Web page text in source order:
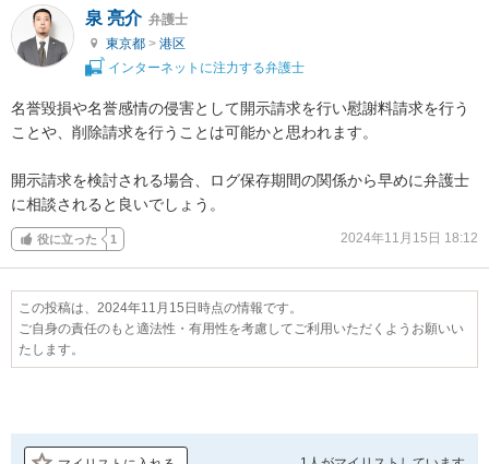
泉 亮介 弁護士
東京都 > 港区
インターネットに注力する弁護士
名誉毀損や名誉感情の侵害として開示請求を行い慰謝料請求を行う
ことや、削除請求を行うことは可能かと思われます。
開示請求を検討される場合、ログ保存期間の関係から早めに弁護士
に相談されると良いでしょう。
役に立った 1 2024年11月15日 18:12
この投稿は、2024年11月15日時点の情報です。
ご自身の責任のもと適法性・有用性を考慮してご利用いただくようお願いい
たします。